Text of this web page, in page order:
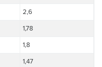
2,6
1,78
1,8
1,47